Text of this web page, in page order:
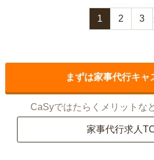
1 2 3
まずは家事代行キャ
CaSyではたらくメリットな
家事代行求人